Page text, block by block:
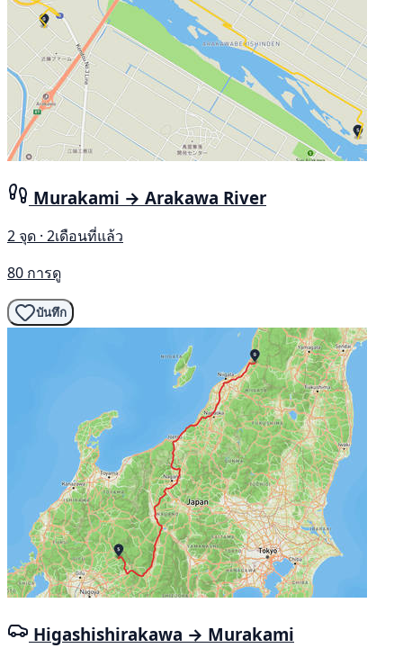
Murakami → Arakawa River
2 จุด · 2เดือนที่แล้ว
80 การดู
บันทึก
Higashishirakawa → Murakami